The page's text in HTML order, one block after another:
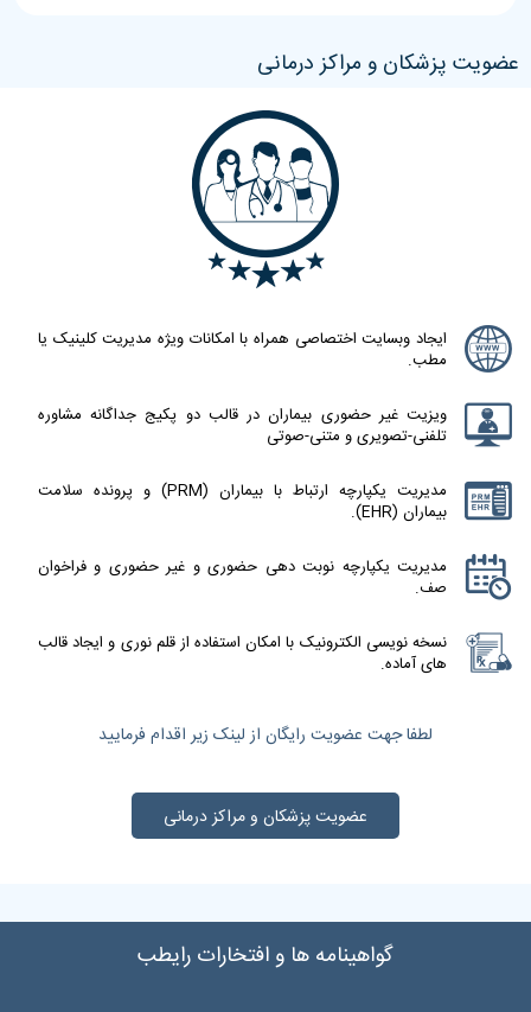
عضویت پزشکان و مراکز درمانی
ایجاد وبسایت اختصاصی همراه با امکانات ویژه مدیریت کلینیک یا
مطب.
ویزیت غیر حضوری بیماران در قالب دو پکیج جداگانه مشاوره
تلفنی-تصویری و متنی-صوتی
مدیریت یکپارچه ارتباط با بیماران (PRM) و پرونده سلامت
بیماران (EHR).
مدیریت یکپارچه نوبت دهی حضوری و غیر حضوری و فراخوان
صف.
نسخه نویسی الکترونیک با امکان استفاده از قلم نوری و ایجاد قالب
های آماده.
لطفا جهت عضویت رایگان از لینک زیر اقدام فرمایید
عضویت پزشکان و مراکز درمانی
گواهینامه ها و افتخارات رایطب